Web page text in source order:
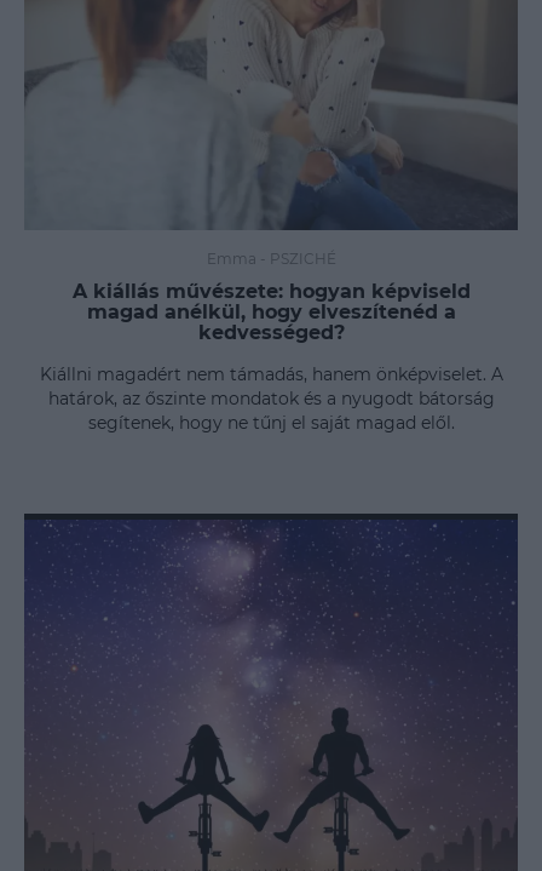
Emma - PSZICHÉ
A kiállás művészete: hogyan képviseld
magad anélkül, hogy elveszítenéd a
kedvességed?
Kiállni magadért nem támadás, hanem önképviselet. A
határok, az őszinte mondatok és a nyugodt bátorság
segítenek, hogy ne tűnj el saját magad elől.